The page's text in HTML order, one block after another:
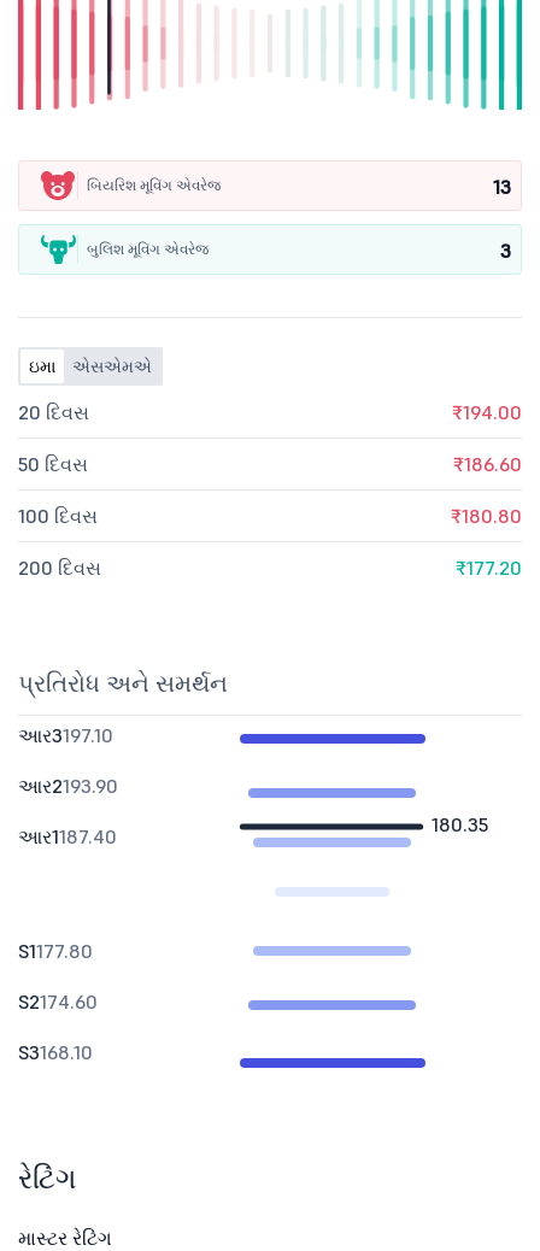
બિયરિશ મૂવિંગ એવરેજ 13
બુલિશ મૂવિંગ એવરેજ 3
ઇમા એસએમએ
20 દિવસ ₹194.00
50 દિવસ ₹186.60
100 દિવસ ₹180.80
200 દિવસ ₹177.20
પ્રતિરોધ અને સમર્થન
180.35
આર3197.10
આર2193.90
આર1187.40
S1177.80
S2174.60
S3168.10
રેટિંગ
માસ્ટર રેટિંગ